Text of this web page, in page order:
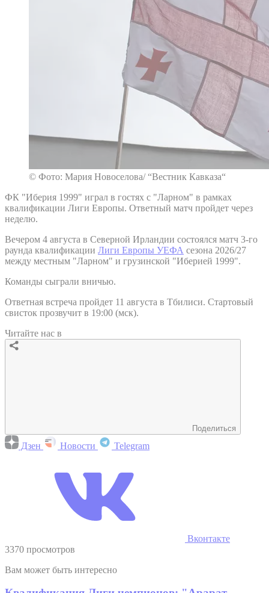
© Фото: Мария Новоселова/ “Вестник Кавказа“
ФК "Иберия 1999" играл в гостях с "Ларном" в рамках
квалификации Лиги Европы. Ответный матч пройдет через
неделю.
Вечером 4 августа в Северной Ирландии состоялся матч 3-го
раунда квалификации Лиги Европы УЕФА сезона 2026/27
между местным "Ларном" и грузинской "Иберией 1999".
Команды сыграли вничью.
Ответная встреча пройдет 11 августа в Тбилиси. Стартовый
свисток прозвучит в 19:00 (мск).
Читайте нас в
Поделиться
Дзен Новости Telegram
Вконтакте
3370 просмотров
Вам может быть интересно